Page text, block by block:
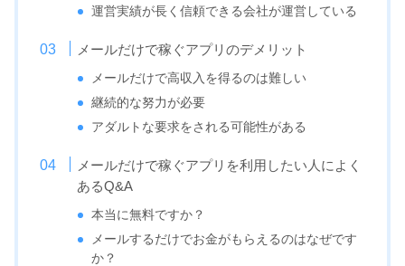
運営実績が長く信頼できる会社が運営している
メールだけで稼ぐアプリのデメリット
メールだけで高収入を得るのは難しい
継続的な努力が必要
アダルトな要求をされる可能性がある
メールだけで稼ぐアプリを利用したい人によく
あるQ&A
本当に無料ですか？
メールするだけでお金がもらえるのはなぜです
か？